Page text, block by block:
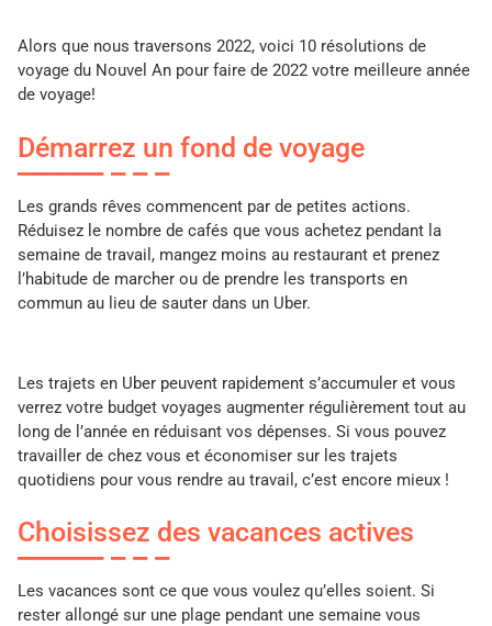
Alors que nous traversons 2022, voici 10 résolutions de
voyage du Nouvel An pour faire de 2022 votre meilleure année
de voyage!
Démarrez un fond de voyage
Les grands rêves commencent par de petites actions.
Réduisez le nombre de cafés que vous achetez pendant la
semaine de travail, mangez moins au restaurant et prenez
l’habitude de marcher ou de prendre les transports en
commun au lieu de sauter dans un Uber.
Les trajets en Uber peuvent rapidement s’accumuler et vous
verrez votre budget voyages augmenter régulièrement tout au
long de l’année en réduisant vos dépenses. Si vous pouvez
travailler de chez vous et économiser sur les trajets
quotidiens pour vous rendre au travail, c’est encore mieux !
Choisissez des vacances actives
Les vacances sont ce que vous voulez qu’elles soient. Si
rester allongé sur une plage pendant une semaine vous